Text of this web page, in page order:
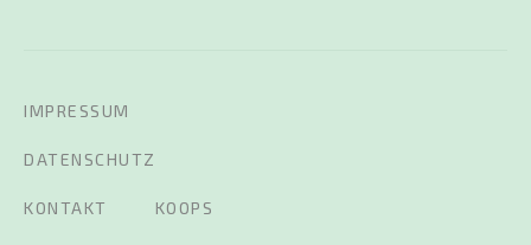
IMPRESSUM
DATENSCHUTZ
KONTAKT KOOPS